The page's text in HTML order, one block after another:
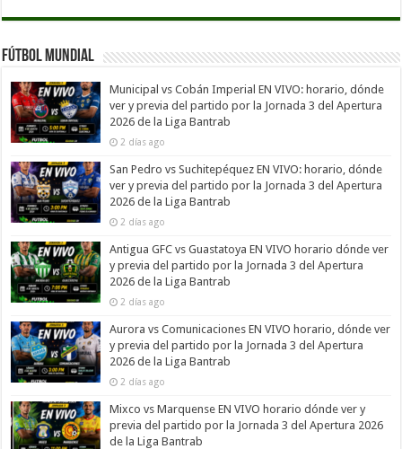
Fútbol Mundial
Municipal vs Cobán Imperial EN VIVO: horario, dónde
ver y previa del partido por la Jornada 3 del Apertura
2026 de la Liga Bantrab
2 días ago
San Pedro vs Suchitepéquez EN VIVO: horario, dónde
ver y previa del partido por la Jornada 3 del Apertura
2026 de la Liga Bantrab
2 días ago
Antigua GFC vs Guastatoya EN VIVO horario dónde ver
y previa del partido por la Jornada 3 del Apertura
2026 de la Liga Bantrab
2 días ago
Aurora vs Comunicaciones EN VIVO horario, dónde ver
y previa del partido por la Jornada 3 del Apertura
2026 de la Liga Bantrab
2 días ago
Mixco vs Marquense EN VIVO horario dónde ver y
previa del partido por la Jornada 3 del Apertura 2026
de la Liga Bantrab